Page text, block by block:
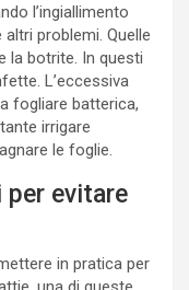
l’ingiallimento
problemi. Quelle
la botrite. In questi
L’eccessiva
fogliare batterica,
irrigare
le foglie.
per evitare
in pratica per